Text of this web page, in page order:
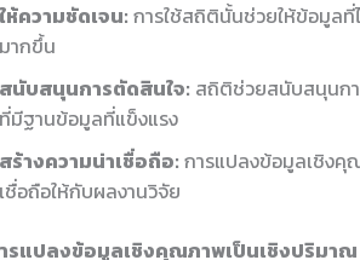
ให้ความชัดเจน: การใช้สถิตินั้นช่วยให้ข้อมูล
มากขึ้น
สนับสนุนการตัดสินใจ: สถิติช่วยสนับสนุนกา
ที่มีฐานข้อมูลที่แข็งแรง
สร้างความน่าเชื่อถือ: การแปลงข้อมูลเชิงคุ
เชื่อถือให้กับผลงานวิจัย
รแปลงข้อมูลเชิงคุณภาพเป็นเชิงปริมาณ